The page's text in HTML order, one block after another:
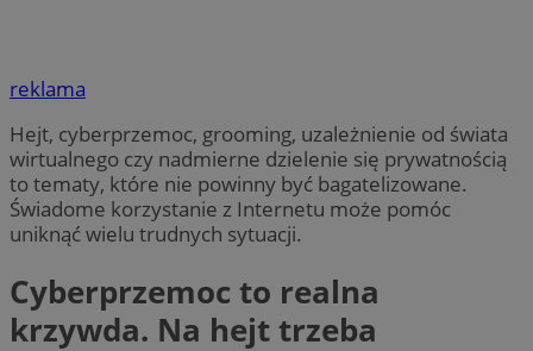
reklama
Hejt, cyberprzemoc, grooming, uzależnienie od świata
wirtualnego czy nadmierne dzielenie się prywatnością
to tematy, które nie powinny być bagatelizowane.
Świadome korzystanie z Internetu może pomóc
uniknąć wielu trudnych sytuacji.
Cyberprzemoc to realna
krzywda. Na hejt trzeba